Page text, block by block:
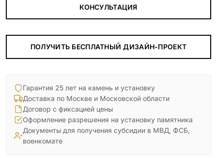
КОНСУЛЬТАЦИЯ
ПОЛУЧИТЬ БЕСПЛАТНЫЙ ДИЗАЙН-ПРОЕКТ
Гарантия 25 лет на камень и установку
Доставка по Москве и Московской области
Договор с фиксацией цены
Оформление разрешения на установку памятника
Документы для получения субсидии в МВД, ФСБ,
военкомате